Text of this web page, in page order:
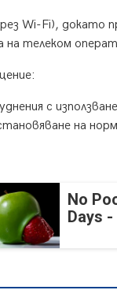
Wi-Fi), докато
на телеком
с
на
No
Days